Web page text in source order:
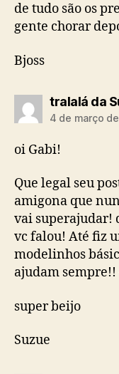
de tudo são os
gente chorar
Bjoss
tralalá da
4 de março
oi Gabi!
Que legal seu
amigona que
vai superajudar!
vc falou! Até fiz
modelinhos
ajudam sempre!!
super beijo
Suzue